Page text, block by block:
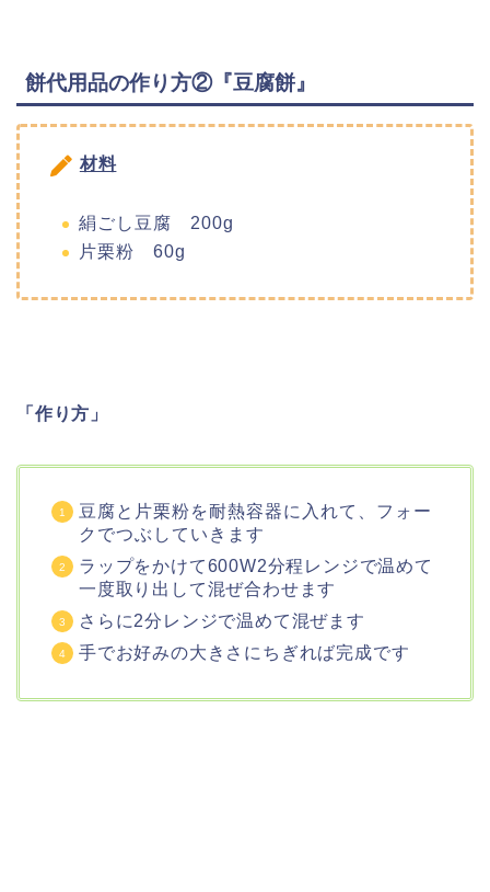
餅代用品の作り方②『豆腐餅』
材料
絹ごし豆腐 200g
片栗粉 60g
「作り方」
豆腐と片栗粉を耐熱容器に入れて、フォー
クでつぶしていきます
ラップをかけて600W2分程レンジで温めて
一度取り出して混ぜ合わせます
さらに2分レンジで温めて混ぜます
手でお好みの大きさにちぎれば完成です